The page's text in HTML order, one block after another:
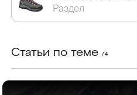
Раздел
Статьи по теме / 4